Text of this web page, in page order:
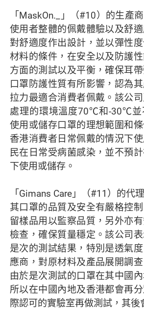
「MaskOn._」（#10）的生產
使用者整體的佩戴體驗以及舒
對舒適度作出設計，並以彈性
材料的條件，在安全以及防護
方面的測試以及平衡，確保耳
口罩防護性質有所影響，認為
拉力最適合消費者佩戴。該公
處理的環境溫度70℃和-30℃並
使用或儲存口罩的理想範圍和
香港消費者日常佩戴的情況下
民在日常受病菌感染，並不預
下使用或儲存。
「Gimans Care」（#11）的代
其口罩的品質及安全有嚴格控
留樣品用以監察品質，另外亦
檢查，確保質量穩定。該公司
是次的測試結果，特別是透氣
應商，對原材料及產品展開調
由於是次測試的口罩在其中國
所以在中國內地及香港都會再
際認可的實驗室再做測試，其後